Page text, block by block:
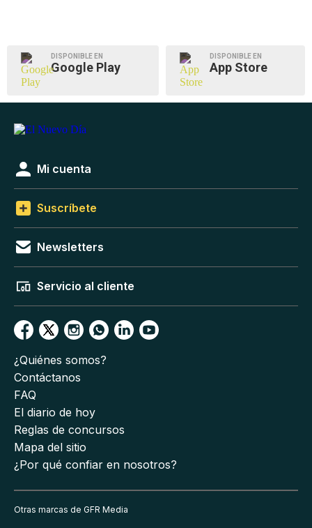
DISPONIBLE EN
Google Play
DISPONIBLE EN
App Store
Mi cuenta
Suscríbete
Newsletters
Servicio al cliente
¿Quiénes somos?
Contáctanos
FAQ
El diario de hoy
Reglas de concursos
Mapa del sitio
¿Por qué confiar en nosotros?
Otras marcas de GFR Media